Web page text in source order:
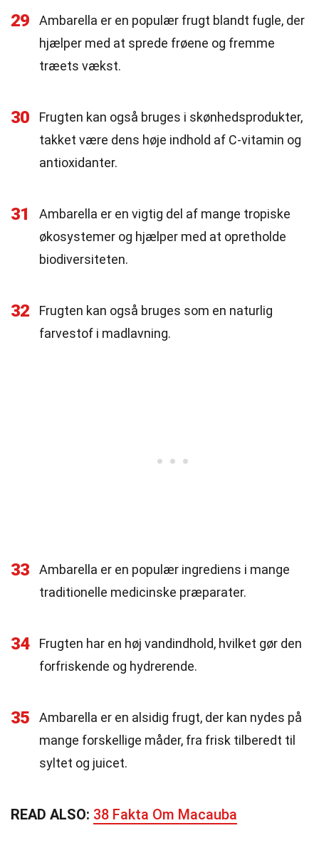
29
Ambarella er en populær frugt blandt fugle, der
hjælper med at sprede frøene og fremme
træets vækst.
30
Frugten kan også bruges i skønhedsprodukter,
takket være dens høje indhold af C-vitamin og
antioxidanter.
31
Ambarella er en vigtig del af mange tropiske
økosystemer og hjælper med at opretholde
biodiversiteten.
32
Frugten kan også bruges som en naturlig
farvestof i madlavning.
33
Ambarella er en populær ingrediens i mange
traditionelle medicinske præparater.
34
Frugten har en høj vandindhold, hvilket gør den
forfriskende og hydrerende.
35
Ambarella er en alsidig frugt, der kan nydes på
mange forskellige måder, fra frisk tilberedt til
syltet og juicet.
READ ALSO: 38 Fakta Om Macauba